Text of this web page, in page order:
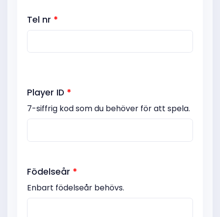
Tel nr *
Player ID *
7-siffrig kod som du behöver för att spela.
Födelseår *
Enbart födelseår behövs.